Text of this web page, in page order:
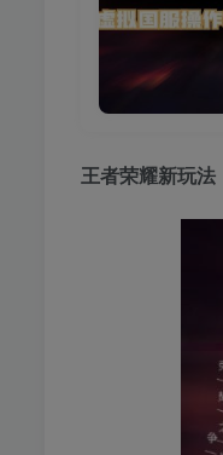
王者荣耀新玩法